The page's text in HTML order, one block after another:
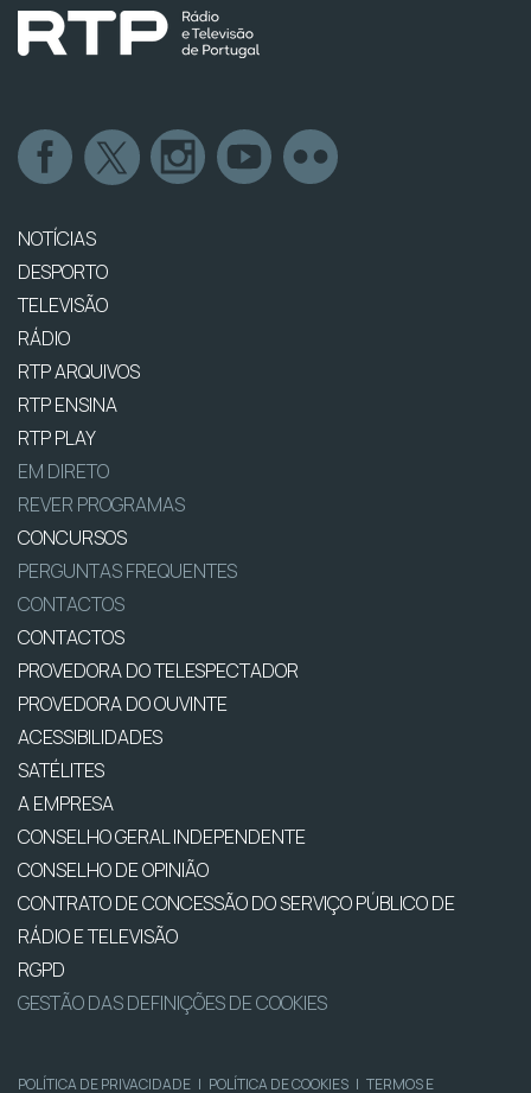
NOTÍCIAS
DESPORTO
TELEVISÃO
RÁDIO
RTP ARQUIVOS
RTP ENSINA
RTP PLAY
EM DIRETO
REVER PROGRAMAS
CONCURSOS
PERGUNTAS FREQUENTES
CONTACTOS
CONTACTOS
PROVEDORA DO TELESPECTADOR
PROVEDORA DO OUVINTE
ACESSIBILIDADES
SATÉLITES
A EMPRESA
CONSELHO GERAL INDEPENDENTE
CONSELHO DE OPINIÃO
CONTRATO DE CONCESSÃO DO SERVIÇO PÚBLICO DE
RÁDIO E TELEVISÃO
RGPD
GESTÃO DAS DEFINIÇÕES DE COOKIES
POLÍTICA DE PRIVACIDADE | POLÍTICA DE COOKIES | TERMOS E